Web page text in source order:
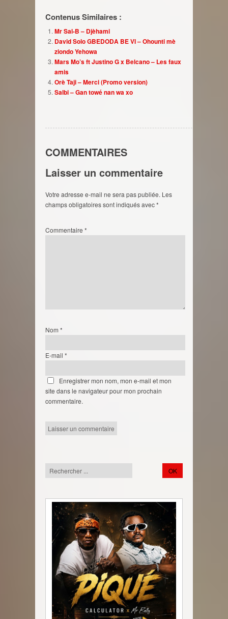
Contenus Similaires :
Mr Sal-B – Djèhami
David Solo GBEDODA BE VI – Ohounti mè
ziondo Yehowa
Mars Mo’s ft Justino G x Belcano – Les faux
amis
Orè Taji – Merci (Promo version)
Salbi – Gan towé nan wa xo
COMMENTAIRES
Laisser un commentaire
Votre adresse e-mail ne sera pas publiée. Les
champs obligatoires sont indiqués avec*
Commentaire *
Nom *
E-mail *
Enregistrer mon nom, mon e-mail et mon
site dans le navigateur pour mon prochain
commentaire.